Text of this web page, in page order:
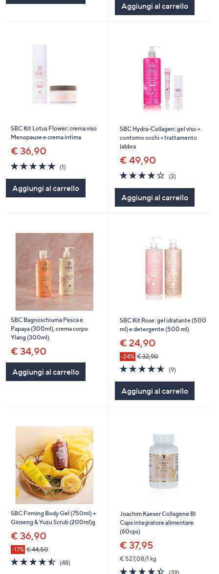
Stars
Aggiungi al carrello
SBC Kit Lotus Flower: crema viso
Menopause e crema intima
€ 36,90
5.0
of
Stars
(1)1
Aggiungi al carrello
SBC Hydra-Collagen: gel viso +
contorno occhi + trattamento
labbra
€ 49,90
3.7
of
Stars
(3)3
Aggiungi al carrello
SBC Bagnoschiuma Pesca e
Papaya (300ml), crema corpo
Ylang (300ml)
€ 34,90
Aggiungi al carrello
SBC Kit Rose: gel idratante (500
ml) e detergente (500 ml)
€ 24,90
-24% € 32,90
4.6
of
Stars
(9)9
Aggiungi al carrello
SBC Firming Body Gel (750ml) +
Ginseng & Yuzu Scrub (200ml)g
€ 36,90
-17% € 44,50
4.4
of
(48)48
Joachim Kaeser Collagene BI
Caps integratore alimentare
(60cps)
€ 37,95
€ 527,08/1 kg
4.4
(39)39